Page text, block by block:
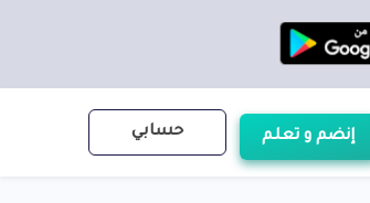
إنضم و تعلم حسابي